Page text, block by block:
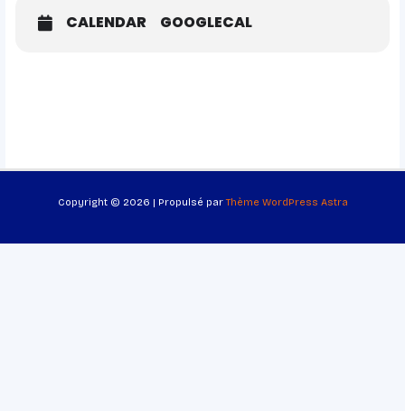
CALENDAR GOOGLECAL
Copyright © 2026 | Propulsé parThème WordPress Astra